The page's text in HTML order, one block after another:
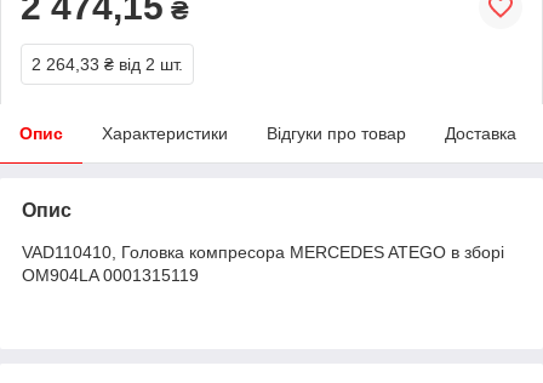
₴
2 264,33 ₴ від 2 шт.
Опис Характеристики Відгуки про товар Доставка
Опис
VAD110410, Головка компресора MERCEDES ATEGO в зборі
OM904LA 0001315119